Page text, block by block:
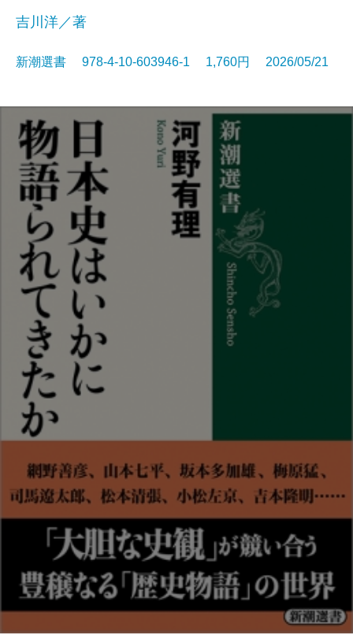
吉川洋／著
新潮選書 978-4-10-603946-1 1,760円 2026/05/21